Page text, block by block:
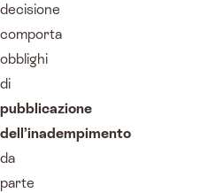
decisione
comporta
obblighi
di
pubblicazione
dell’inadempimento
da
parte